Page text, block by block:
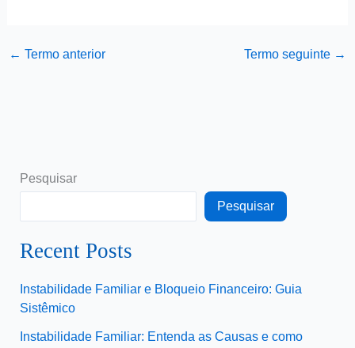
← Termo anterior Termo seguinte →
Pesquisar
Pesquisar
Recent Posts
Instabilidade Familiar e Bloqueio Financeiro: Guia
Sistêmico
Instabilidade Familiar: Entenda as Causas e como